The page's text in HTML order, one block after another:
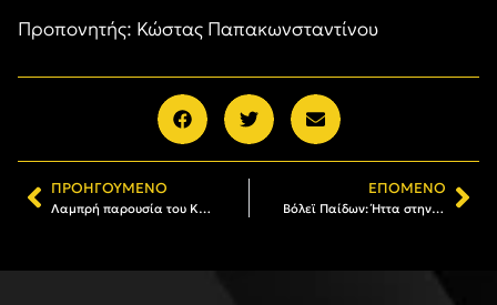
Προπονητής: Κώστας Παπακωνσταντίνου
ΠΡΟΗΓΟΎΜΕΝΟ
Λαμπρή παρουσία του Κολυμβητικού Τμήματος του AΡΗ στους Θερινούς Αγώνες Προαγωνιστικών
ΕΠΌΜΕΝΟ
Βόλεϊ Παίδων: Ήττα στην αυλαία του Πανελλήνιου Πρωταθλήματος